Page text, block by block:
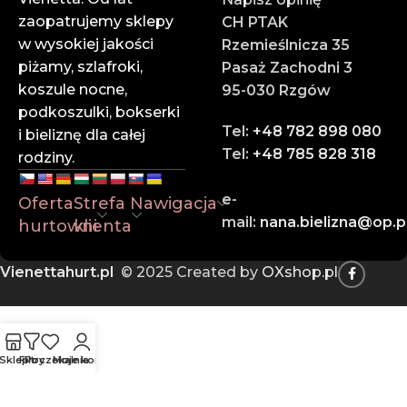
każdym etapie zamówienia.
✔ Szybka wysyłka
Dzięki sprawnej logistyce i współpracy z
renomowanymi firmami kurierskimi – Twoje
zamówienie dotrze na czas.
Zaufaj liderowi w branży hurtowej bielizny online.
Dołącz do naszych klientów i rozwijaj swój biznes z
Vienettą!
📞785 828 318
zaopatrujemy sklepy
w wysokiej jakości
piżamy, szlafroki,
koszule nocne,
podkoszulki, bokserki
i bieliznę dla całej
rodziny.
Oferta
hurtowni
Strefa
klienta
Nawigacja
CH PTAK
Rzemieślnicza 35
Pasaż Zachodni 3
95-030 Rzgów
Tel: +48 782 898 080
Tel: +48 785 828 318
e-
mail:
Vienettahurt.pl © 2025 Created by OXshop.pl
Filtry
Poczekalnia
Moje konto